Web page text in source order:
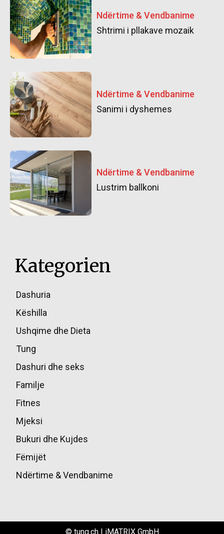
Ndërtime & Vendbanime
Shtrimi i pllakave mozaik
Ndërtime & Vendbanime
Sanimi i dyshemes
Ndërtime & Vendbanime
Lustrim ballkoni
Kategorien
Dashuria
Këshilla
Ushqime dhe Dieta
Tung
Dashuri dhe seks
Familje
Fitnes
Mjeksi
Bukuri dhe Kujdes
Fëmijët
Ndërtime & Vendbanime
© tung.ch | iMATRIX GmbH